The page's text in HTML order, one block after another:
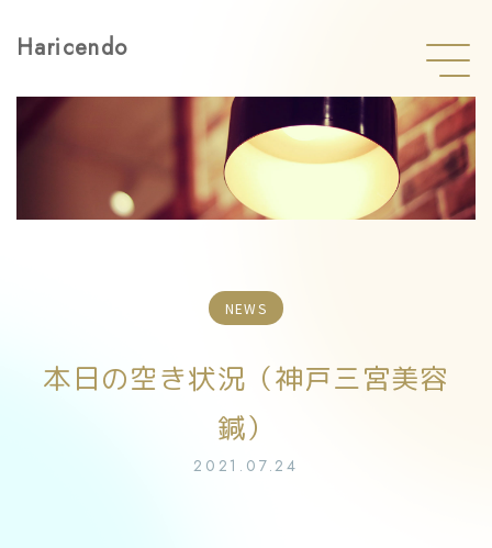
Haricendo
NEWS
本日の空き状況（神戸三宮美容
鍼）
2021.07.24